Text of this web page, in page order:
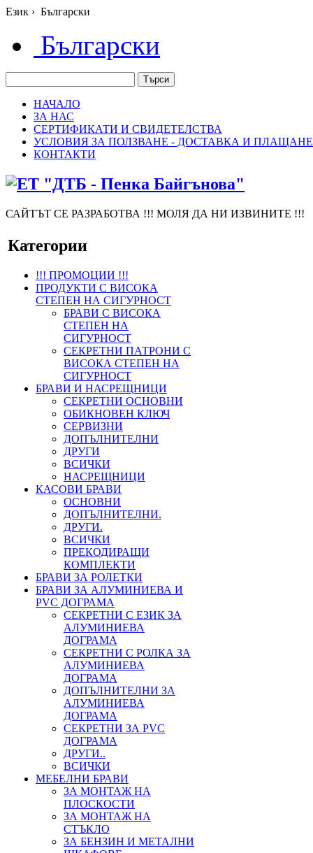
Език › Български
Български
НАЧАЛО
ЗА НАС
СЕРТИФИКАТИ И СВИДЕТЕЛСТВА
УСЛОВИЯ ЗА ПОЛЗВАНЕ - ДОСТАВКА И ПЛАЩАНЕ
КОНТАКТИ
САЙТЪТ СЕ РАЗРАБОТВА !!! МОЛЯ ДА НИ ИЗВИНИТЕ !!!
Категории
!!! ПРОМОЦИИ !!!
ПРОДУКТИ С ВИСОКА
СТЕПЕН НА СИГУРНОСТ
БРАВИ С ВИСОКА
СТЕПЕН НА
СИГУРНОСТ
СЕКРЕТНИ ПАТРОНИ С
ВИСОКА СТЕПЕН НА
СИГУРНОСТ
БРАВИ И НАСРЕЩНИЦИ
СЕКРЕТНИ ОСНОВНИ
ОБИКНОВЕН КЛЮЧ
СЕРВИЗНИ
ДОПЪЛНИТЕЛНИ
ДРУГИ
ВСИЧКИ
НАСРЕЩНИЦИ
КАСОВИ БРАВИ
ОСНОВНИ
ДОПЪЛНИТЕЛНИ.
ДРУГИ.
ВСИЧКИ
ПРЕКОДИРАЩИ
КОМПЛЕКТИ
БРАВИ ЗА РОЛЕТКИ
БРАВИ ЗА АЛУМИНИЕВА И
PVC ДОГРАМА
СЕКРЕТНИ С ЕЗИК ЗА
АЛУМИНИЕВА
ДОГРАМА
СЕКРЕТНИ С РОЛКА ЗА
АЛУМИНИЕВА
ДОГРАМА
ДОПЪЛНИТЕЛНИ ЗА
АЛУМИНИЕВА
ДОГРАМА
СЕКРЕТНИ ЗА PVC
ДОГРАМА
ДРУГИ..
ВСИЧКИ
МЕБЕЛНИ БРАВИ
ЗА МОНТАЖ НА
ПЛОСКОСТИ
ЗА МОНТАЖ НА
СТЪКЛО
ЗА БЕНЗИН И МЕТАЛНИ